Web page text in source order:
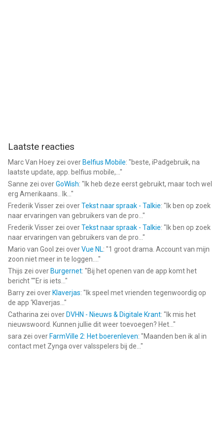
Laatste reacties
Marc Van Hoey zei over Belfius Mobile: "beste, iPadgebruik, na
laatste update, app. belfius mobile,... "
Sanne zei overGoWish: " Ik heb deze eerst gebruikt, maar toch wel
erg Amerikaans.. Ik... "
Frederik Visser zei overTekst naar spraak - Talkie: " Ik ben op zoek
naar ervaringen van gebruikers van de pro... "
Frederik Visser zei overTekst naar spraak - Talkie: " Ik ben op zoek
naar ervaringen van gebruikers van de pro... "
Mario van Gool zei overVue NL: "1 groot drama. Account van mijn
zoon niet meer in te loggen.... "
Thijs zei over Burgernet: "Bij het openen van de app komt het
bericht ""Er is iets... "
Barry zei over Klaverjas: " Ik speel met vrienden tegenwoordig op
de app ‘Klaverjas... "
Catharina zei over DVHN - Nieuws & Digitale Krant: " Ik mis het
nieuwswoord. Kunnen jullie dit weer toevoegen? Het... "
sara zei over FarmVille 2: Het boerenleven: "Maanden ben ik al in
contact met Zynga over valsspelers bij de... "